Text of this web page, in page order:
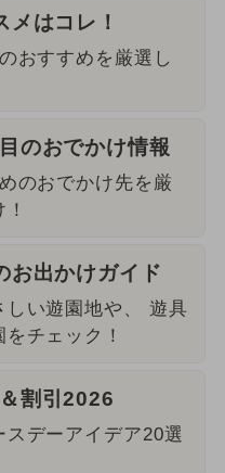
メはコレ！
おすすめを厳選し
のおでかけ情報
のおでかけ先を厳
お出かけガイド
しい遊園地や、 遊具
チェック！
割引2026
スデーアイデア20選